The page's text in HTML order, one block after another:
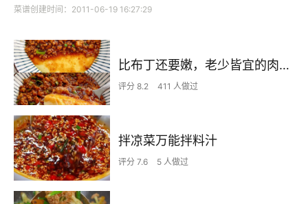
菜谱创建时间：2011-06-19 16:27:29
比布丁还要嫩，老少皆宜的肉沫蒸蛋
评分 8.2 411 人做过
拌凉菜万能拌料汁
评分 7.6 5 人做过